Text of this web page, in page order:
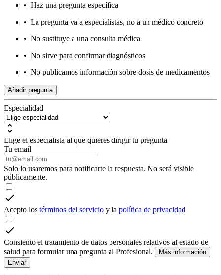
• Haz una pregunta específica
• La pregunta va a especialistas, no a un médico concreto
• No sustituye a una consulta médica
• No sirve para confirmar diagnósticos
• No publicamos información sobre dosis de medicamentos
Añadir pregunta
Especialidad
Elige el especialista al que quieres dirigir tu pregunta
Tu email
Solo lo usaremos para notificarte la respuesta. No será visible
públicamente.
Acepto los términos del servicio y la política de privacidad
Consiento el tratamiento de datos personales relativos al estado de
salud para formular una pregunta al Profesional.
Más información
Enviar